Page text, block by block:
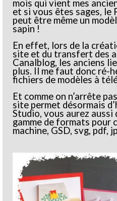
mois qui vient mes
et si vous êtes sages, le
peut être même un
sapin !
En effet, lors de la
site et du transfert des
Canalblog, les anciens
plus. Il me faut donc ré-
fichiers de modèles à
Et comme on n’arrête
site permet désormais
Studio, vous aurez
gamme de formats pour
machine, GSD, svg, pdf,